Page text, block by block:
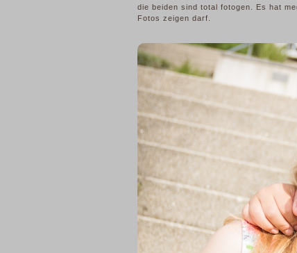
die beiden sind total fotogen. Es hat
Fotos zeigen darf.